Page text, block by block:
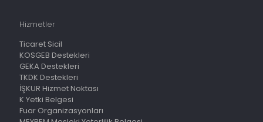
Hizmetler
Ticaret Sicil
KOSGEB Destekleri
GEKA Destekleri
TKDK Destekleri
İŞKUR Hizmet Noktası
K Yetki Belgesi
Fuar Organizasyonları